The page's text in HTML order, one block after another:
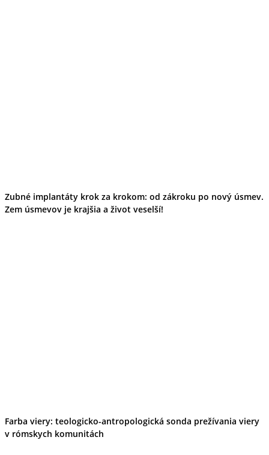
Zubné implantáty krok za krokom: od zákroku po nový úsmev.
Zem úsmevov je krajšia a život veselší!
Farba viery: teologicko-antropologická sonda prežívania viery
v rómskych komunitách